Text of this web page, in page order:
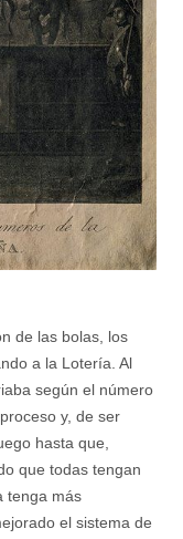
de las bolas, los
a la Lotería. Al
según el número
y, de ser
hasta que,
que todas tengan
tenga más
el sistema de